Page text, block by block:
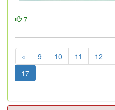
7
« 9 10 11 12
17